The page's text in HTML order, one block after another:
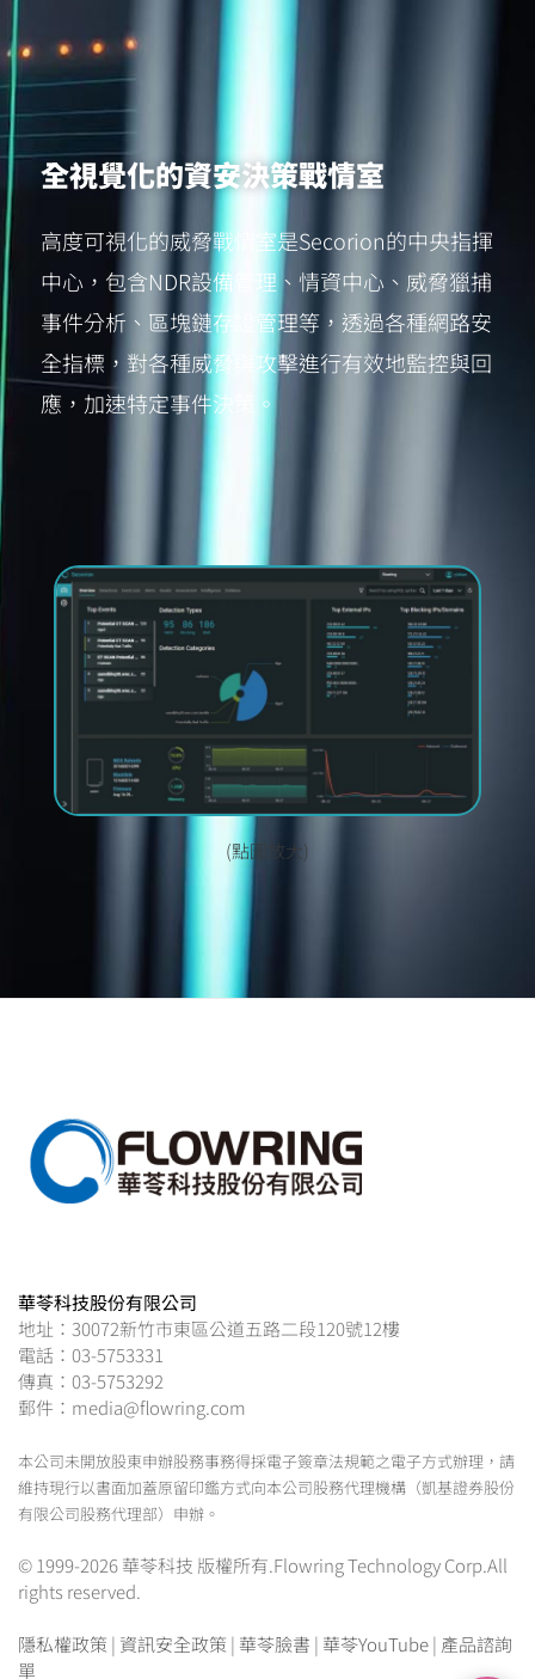
全視覺化的資安決策戰情室
高度可視化的威脅戰情室是Secorion的中央指揮
中心，包含NDR設備管理、情資中心、威脅獵捕
事件分析、區塊鏈存證管理等，透過各種網路安
全指標，對各種威脅與攻擊進行有效地監控與回
應，加速特定事件決策。
(點圖放大)
華苓科技股份有限公司
地址：30072新竹市東區公道五路二段120號12樓
電話：03-5753331
傳真：03-5753292
郵件：media@flowring.com
本公司未開放股東申辦股務事務得採電子簽章法規範之電子方式辦理，請
維持現行以書面加蓋原留印鑑方式向本公司股務代理機構（凱基證券股份
有限公司股務代理部）申辦。
© 1999-2026 華苓科技 版權所有.Flowring Technology Corp.All
rights reserved.
隱私權政策 | 資訊安全政策 | 華苓臉書 | 華苓YouTube| 產品諮詢
單